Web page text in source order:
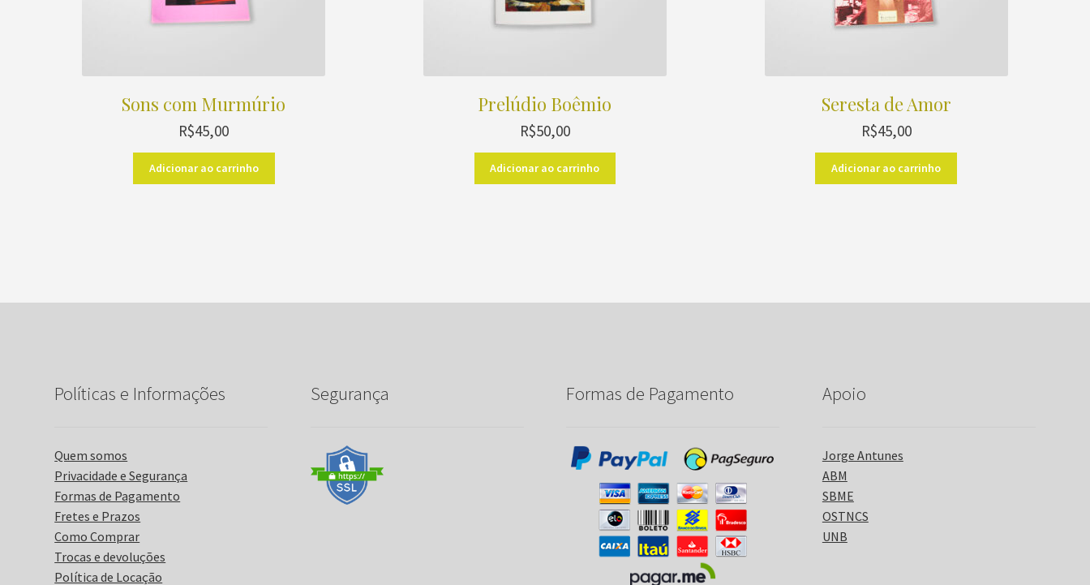
Sons com Murmúrio
R$45,00
Adicionar ao carrinho
Prelúdio Boêmio
R$50,00
Adicionar ao carrinho
Seresta de Amor
R$45,00
Adicionar ao carrinho
Políticas e Informações
Quem somos
Privacidade e Segurança
Formas de Pagamento
Fretes e Prazos
Como Comprar
Trocas e devoluções
Política de Locação
Segurança Formas de Pagamento Apoio
Jorge Antunes
ABM
SBME
OSTNCS
UNB